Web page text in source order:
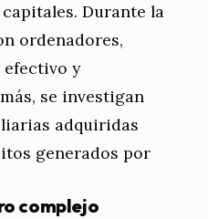
Durante la
ordenadores,
y
se investigan
adquiridas
generados por
complejo